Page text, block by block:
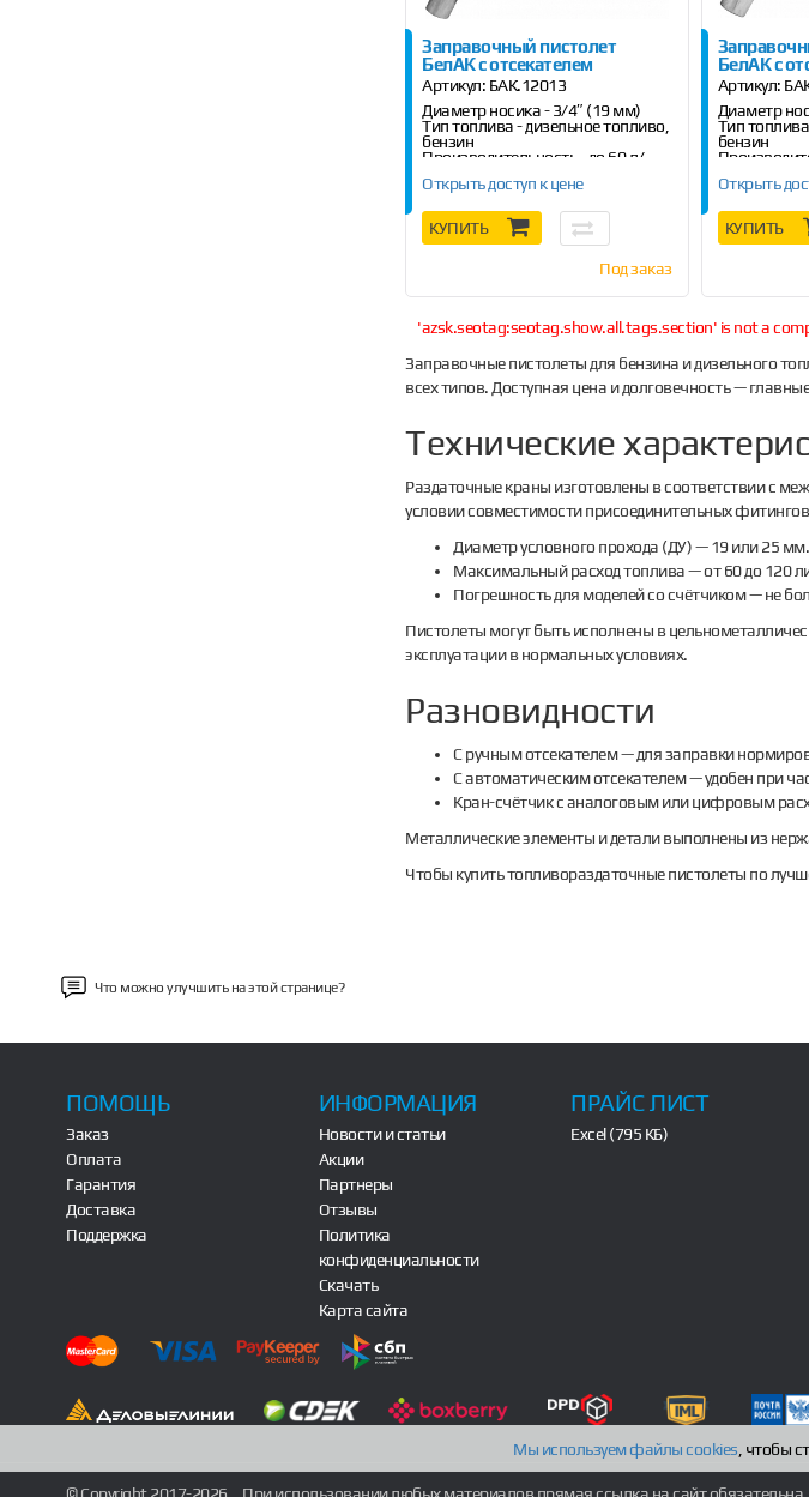
Заправочный пистолет
БелАК с отсекателем
Артикул: БАК.12013
Диаметр носика - 3/4″ (19 мм)
Тип топлива - дизельное топливо,
бензин
Производительность - до 60 л/
Открыть доступ к цене
КУПИТЬ
Под заказ
БелАК с
Артикул:
Диаметр
Тип
бензин
Открыть
КУПИТЬ
'azsk.seotag:seotag.show.all.tags.section' is not a
Заправочные пистолеты для бензина и дизельного
всех типов. Доступная цена и долговечность —
Технические
Раздаточные краны изготовлены в соответствии с
условии совместимости присоединительных
Диаметр условного прохода (ДУ) — 19 или 25 мм.
Максимальный расход топлива — от 60 до 120
Погрешность для моделей со счётчиком — не
Пистолеты могут быть исполнены в
эксплуатации в нормальных условиях.
Разновидности
С ручным отсекателем — для заправки
С автоматическим отсекателем — удобен при
Кран-счётчик с аналоговым или цифровым
Металлические элементы и детали выполнены из
Чтобы купить топливораздаточные пистолеты по
Что можно улучшить на этой странице?
ПОМОЩЬ
Заказ
Оплата
Гарантия
Доставка
Поддержка
ИНФОРМАЦИЯ
Новости и статьи
Акции
Партнеры
Отзывы
Политика
конфиденциальности
Скачать
Карта сайта
ПРАЙС ЛИСТ
Excel (795 КБ)
Мы используем файлыcookies , чтобы